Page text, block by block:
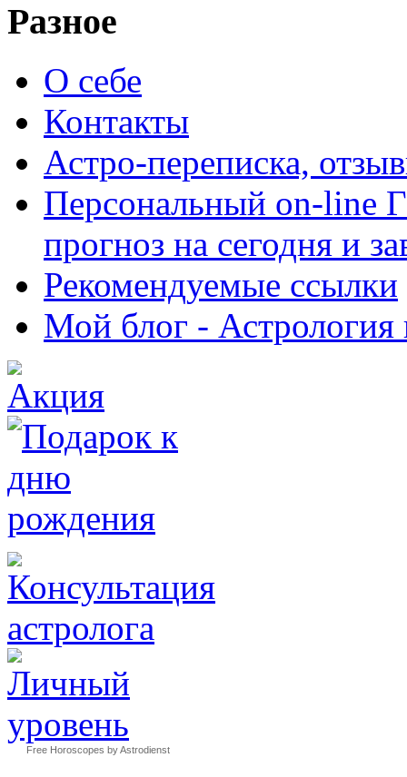
Разное
О себе
Контакты
Астро-переписка,
Персональный on-
прогноз на сегодня и
Рекомендуемые ссылки
Мой блог - Астрология
Free Horoscopes by Astrodienst